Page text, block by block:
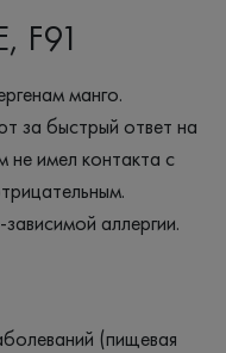
F91
манго.
за быстрый ответ на
не имел контакта с
аллергии.
(пищевая